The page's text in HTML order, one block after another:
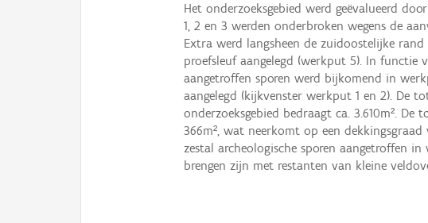
Het onderzoeksgebied werd geëvalueerd
1, 2 en 3 werden onderbroken wegens de
Extra werd langsheen de zuidoostelijke
proefsleuf aangelegd (werkput 5). In functie
aangetroffen sporen werd bijkomend in
aangelegd (kijkvenster werkput 1 en 2). De
onderzoeksgebied bedraagt ca. 3.610m². De
366m², wat neerkomt op een dekkingsgraad
zestal archeologische sporen aangetroffen
brengen zijn met restanten van kleine